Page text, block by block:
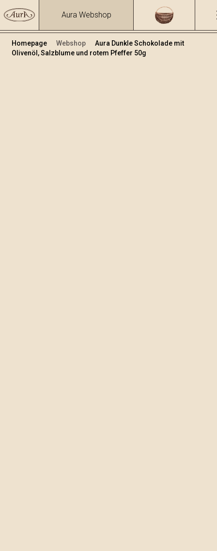
Aura Webshop
Homepage Webshop
Aura Dunkle Schokolade mit
Olivenöl, Salzblume und rotem Pfeffer 50g